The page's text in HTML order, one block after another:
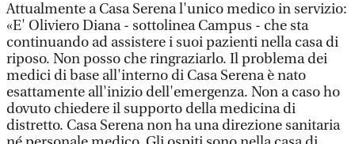
Attualmente a Casa Serena l'unico medico in servizio:
«E' Oliviero Diana - sottolinea Campus - che sta
continuando ad assistere i suoi pazienti nella casa di
riposo. Non posso che ringraziarlo. Il problema dei
medici di base all'interno di Casa Serena è nato
esattamente all'inizio dell'emergenza. Non a caso ho
dovuto chiedere il supporto della medicina di
distretto. Casa Serena non ha una direzione sanitaria